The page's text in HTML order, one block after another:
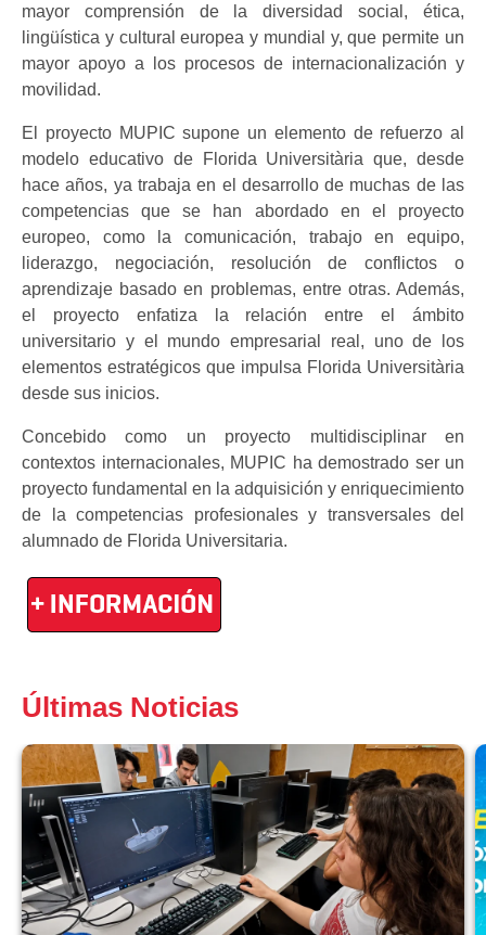
mayor comprensión de la diversidad social, ética,
lingüística y cultural europea y mundial y, que permite un
mayor apoyo a los procesos de internacionalización y
movilidad.
El proyecto MUPIC supone un elemento de refuerzo al
modelo educativo de Florida Universitària que, desde
hace años, ya trabaja en el desarrollo de muchas de las
competencias que se han abordado en el proyecto
europeo, como la comunicación, trabajo en equipo,
liderazgo, negociación, resolución de conflictos o
aprendizaje basado en problemas, entre otras. Además,
el proyecto enfatiza la relación entre el ámbito
universitario y el mundo empresarial real, uno de los
elementos estratégicos que impulsa Florida Universitària
desde sus inicios.
Concebido como un proyecto multidisciplinar en
contextos internacionales, MUPIC ha demostrado ser un
proyecto fundamental en la adquisición y enriquecimiento
de la competencias profesionales y transversales del
alumnado de Florida Universitaria.
Últimas Noticias